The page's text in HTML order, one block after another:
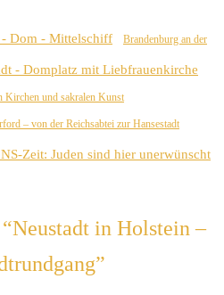
Brandenburg an der
Kirchen und sakralen Kunst
– von der Reichsabtei zur Hansestadt
Neustadt in Holstein –
”